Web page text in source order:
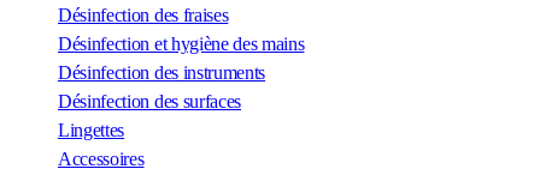
Désinfection des fraises
Désinfection et hygiène des mains
Désinfection des instruments
Désinfection des surfaces
Lingettes
Accessoires